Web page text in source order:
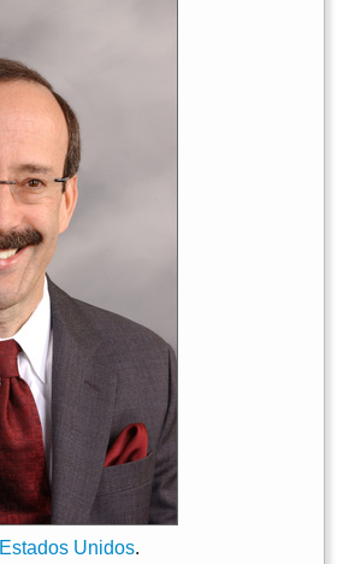
Estados Unidos.